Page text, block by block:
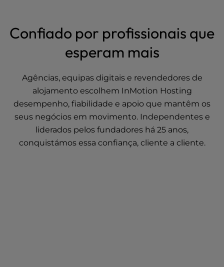
Confiado por profissionais que
esperam mais
Agências, equipas digitais e revendedores de
alojamento escolhem InMotion Hosting
desempenho, fiabilidade e apoio que mantêm os
seus negócios em movimento. Independentes e
liderados pelos fundadores há 25 anos,
conquistámos essa confiança, cliente a cliente.